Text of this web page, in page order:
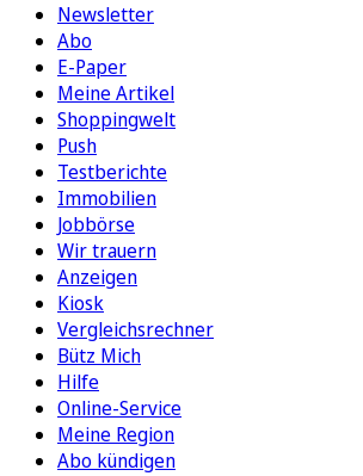
Newsletter
Abo
E-Paper
Meine Artikel
Shoppingwelt
Push
Testberichte
Immobilien
Jobbörse
Wir trauern
Anzeigen
Kiosk
Vergleichsrechner
Bütz Mich
Hilfe
Online-Service
Meine Region
Abo kündigen